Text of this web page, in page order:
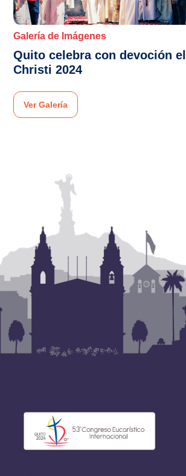
Galería de Imágenes
Quito celebra con devoción
Christi 2024
Ver Galería